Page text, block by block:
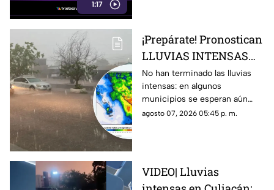
1:17
¡Prepárate! Pronostican
LLUVIAS INTENSAS
todo el fin de semana
en estos municipios de
Sinaloa
No han terminado las lluvias
intensas: en algunos
municipios se esperan aún
durante este fin de semana,
agosto 07, 2026 05:45 p. m.
VIDEO| Lluvias